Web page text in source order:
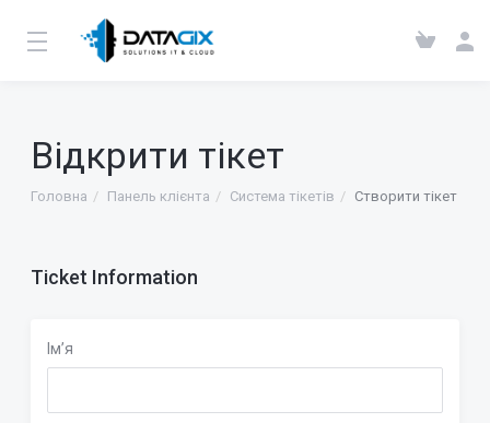
Відкрити тікет
Головна Панель клієнта Система тікетів Створити тікет
Ticket Information
Ім’я